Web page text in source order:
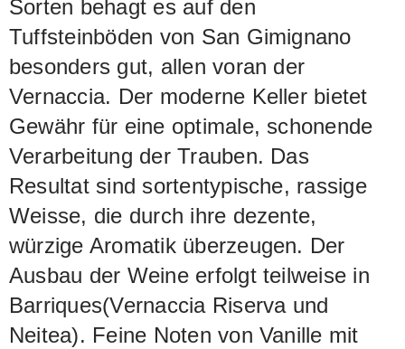
Sorten behagt es auf den
Tuffsteinböden von San Gimignano
besonders gut, allen voran der
Vernaccia. Der moderne Keller bietet
Gewähr für eine optimale, schonende
Verarbeitung der Trauben. Das
Resultat sind sortentypische, rassige
Weisse, die durch ihre dezente,
würzige Aromatik überzeugen. Der
Ausbau der Weine erfolgt teilweise in
Barriques(Vernaccia Riserva und
Neitea). Feine Noten von Vanille mit